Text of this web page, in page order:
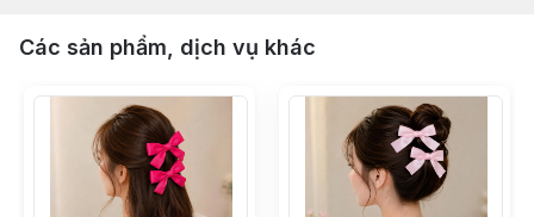
Các sản phẩm, dịch vụ khác